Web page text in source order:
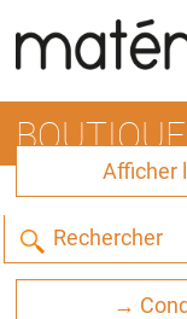
Skip
to
Afficher
→